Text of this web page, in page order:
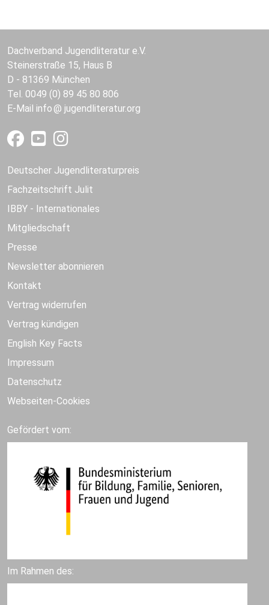
Dachverband Jugendliteratur e.V.
Steinerstraße 15, Haus B
D - 81369 München
Tel. 0049 (0) 89 45 80 806
E-Mail info jugendliteratur.org
Deutscher Jugendliteraturpreis
Fachzeitschrift Julit
IBBY - Internationales
Mitgliedschaft
Presse
Newsletter abonnieren
Kontakt
Vertrag widerrufen
Vertrag kündigen
English Key Facts
Impressum
Datenschutz
Webseiten-Cookies
Gefördert vom:
Im Rahmen des: